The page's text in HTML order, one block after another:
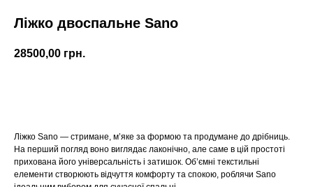
Ліжко двоспальне Sano
28500,00 грн.
Ліжко Sano — стримане, м’яке за формою та продумане до дрібниць.
На перший погляд воно виглядає лаконічно, але саме в цій простоті
прихована його універсальність і затишок. Об’ємні текстильні
елементи створюють відчуття комфорту та спокою, роблячи Sano